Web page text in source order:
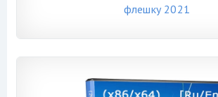
флешку 2021